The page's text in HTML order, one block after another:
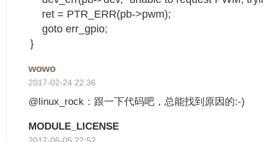
ret = PTR_ERR(pb->pwm);
goto err_gpio;
}
wowo
2017-02-24 22:36
@linux_rock：跟一下代码吧，总能找到原因的:-)
MODULE_LICENSE
2017-06-05 22:52